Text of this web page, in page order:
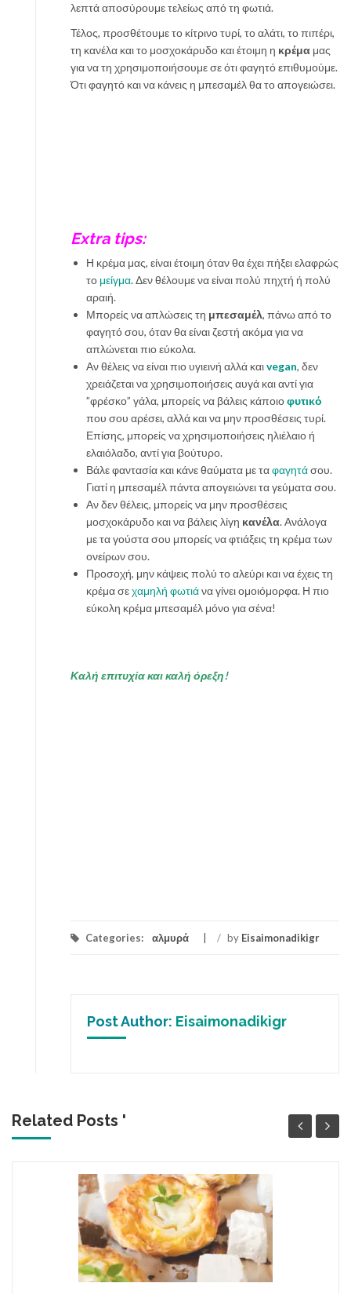
λεπτά αποσύρουμε τελείως από τη φωτιά.
Τέλος, προσθέτουμε το κίτρινο τυρί, το αλάτι, το πιπέρι,
τη κανέλα και το μοσχοκάρυδο και έτοιμη η κρέμα μας
για να τη χρησιμοποιήσουμε σε ότι φαγητό επιθυμούμε.
Ότι φαγητό και να κάνεις η μπεσαμέλ θα το απογειώσει.
Extra tips:
Η κρέμα μας, είναι έτοιμη όταν θα έχει πήξει ελαφρώς
το μείγμα. Δεν θέλουμε να είναι πολύ πηχτή ή πολύ
αραιή.
Μπορείς να απλώσεις τη μπεσαμέλ, πάνω από το
φαγητό σου, όταν θα είναι ζεστή ακόμα για να
απλώνεται πιο εύκολα.
Αν θέλεις να είναι πιο υγιεινή αλλά καιvegan, δεν
χρειάζεται να χρησιμοποιήσεις αυγά και αντί για
”φρέσκο” γάλα, μπορείς να βάλεις κάποιοφυτικό
που σου αρέσει, αλλά και να μην προσθέσεις τυρί.
Επίσης, μπορείς να χρησιμοποιήσεις ηλιέλαιο ή
ελαιόλαδο, αντί για βούτυρο.
Βάλε φαντασία και κάνε θαύματα με ταφαγητάσου.
Γιατί η μπεσαμέλ πάντα απογειώνει τα γεύματα σου.
Αν δεν θέλεις, μπορείς να μην προσθέσεις
μοσχοκάρυδο και να βάλεις λίγη κανέλα. Ανάλογα
με τα γούστα σου μπορείς να φτιάξεις τη κρέμα των
ονείρων σου.
Προσοχή, μην κάψεις πολύ το αλεύρι και να έχεις τη
κρέμα σεχαμηλή φωτιάνα γίνει ομοιόμορφα. Η πιο
εύκολη κρέμα μπεσαμέλ μόνο για σένα!
Καλή επιτυχία και καλή όρεξη!
Categories: αλμυρά / by Eisaimonadikigr
Post Author: Eisaimonadikigr
Related Posts '